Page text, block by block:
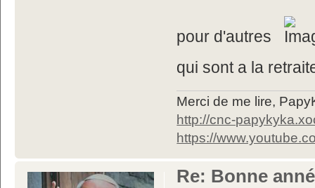
pour d'autres
qui sont a la
Merci de me lire,
http://cnc-
https://
Re: Bonne